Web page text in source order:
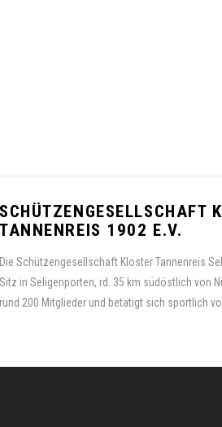
SCHÜTZENGESELLSCHAFT
TANNENREIS 1902 E.V.
Die Schützengesellschaft Kloster Tannenreis
Sitz in Seligenporten, rd. 35 km südöstlich von
rund 200 Mitglieder und betätigt sich sportlich